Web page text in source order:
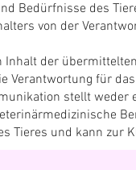
Bedürfnisse des
von der
Inhalt der
Verantwortung für
stellt weder
Tieres und kann zur